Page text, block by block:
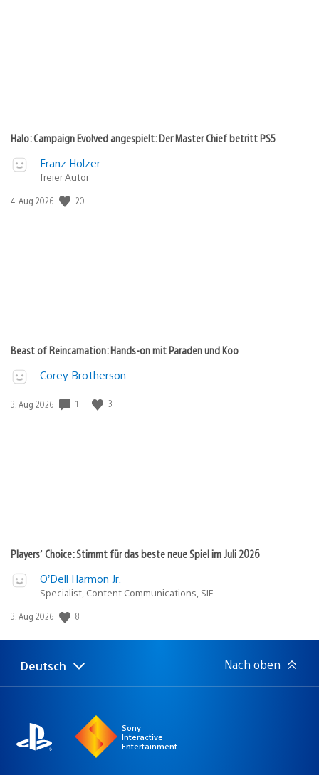
Halo: Campaign Evolved angespielt: Der Master Chief betritt PS5
Franz Holzer
freier Autor
Veröffentlichungsdatum:
4. Aug 2026 20
Beast of Reincarnation: Hands-on mit Paraden und Koo
Corey Brotherson
Veröffentlichungsdatum:
3. Aug 2026 1 3
Players’ Choice: Stimmt für das beste neue Spiel im Juli 2026
O’Dell Harmon Jr.
Specialist, Content Communications, SIE
Veröffentlichungsdatum:
3. Aug 2026 8
Select
Aktuelle
Deutsch Nach oben
Sony
Interactive
Entertainment